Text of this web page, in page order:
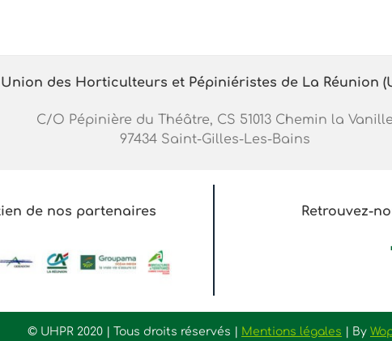
Union des Horticulteurs et Pépiniéristes de La Réunion
C/O Pépinière du Théâtre, CS 51013 Chemin la Vanille
97434 Saint-Gilles-Les-Bains
de nos partenaires Retrouvez-
© UHPR 2020 | Tous droits réservés | Mentions légales | By